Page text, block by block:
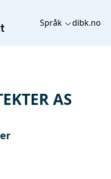
Språk dibk.no
AS